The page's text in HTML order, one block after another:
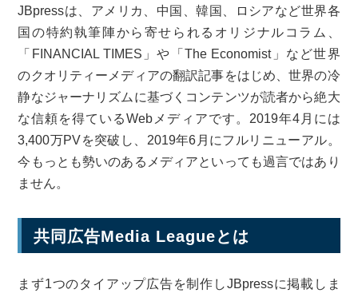
JBpressは、アメリカ、中国、韓国、ロシアなど世界各
国の特約執筆陣から寄せられるオリジナルコラム、
「FINANCIAL TIMES」や「The Economist」など世界
のクオリティーメディアの翻訳記事をはじめ、世界の冷
静なジャーナリズムに基づくコンテンツが読者から絶大
な信頼を得ているWebメディアです。2019年4月には
3,400万PVを突破し、2019年6月にフルリニューアル。
今もっとも勢いのあるメディアといっても過言ではあり
ません。
共同広告Media Leagueとは
まず1つのタイアップ広告を制作しJBpressに掲載しま